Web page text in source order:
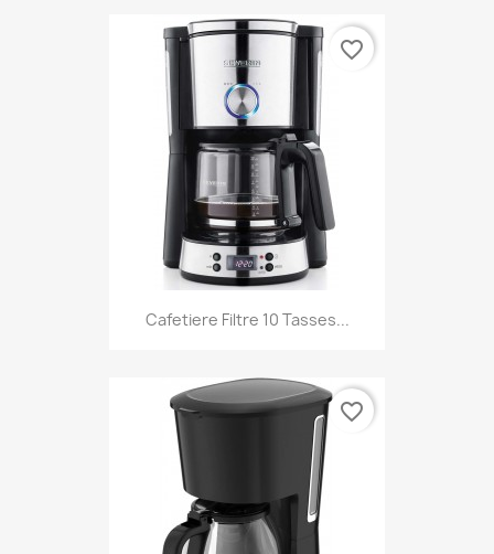
Cafetiere Filtre 10 Tasses...
favorite_border
favorite_border